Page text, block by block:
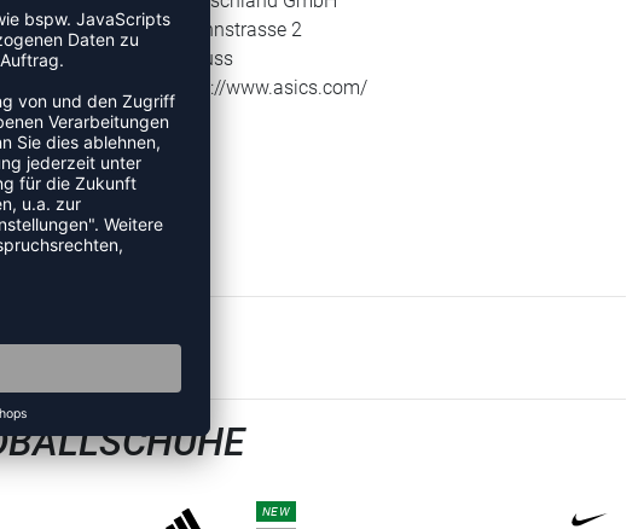
Hansemannstrasse 2
41468 Neuss
Web: https://www.asics.com/
NEW